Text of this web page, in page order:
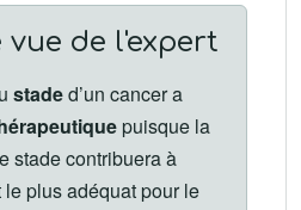
vue de l'expert
staded’un cancer a
puisque la
stade contribuera à
plus adéquat pour le